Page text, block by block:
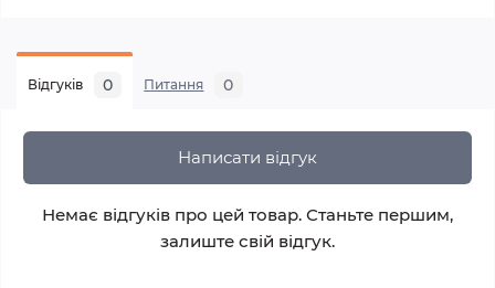
Відгуків 0 Питання 0
Написати відгук
Немає відгуків про цей товар. Станьте першим,
залиште свій відгук.